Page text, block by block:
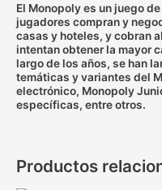
El Monopoly es un juego
jugadores compran y
casas y hoteles, y cobran
intentan obtener la mayor
largo de los años, se han
temáticas y variantes del
electrónico, Monopoly
específicas, entre otros.
Productos